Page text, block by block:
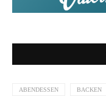
ABENDESSEN BACKEN